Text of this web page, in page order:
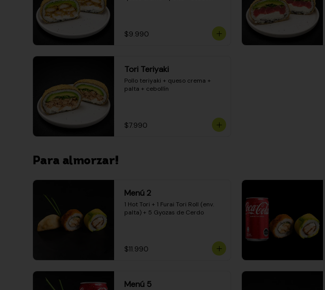
$9.990
Tori Teriyaki
Pollo teriyaki + queso crema +
palta + cebollín
$7.990
Para almorzar!
Menú 2
1 Hot Tori + 1 Furai Tori Roll (env.
palta) + 5 Gyozas de Cerdo
$11.990
Menú 5